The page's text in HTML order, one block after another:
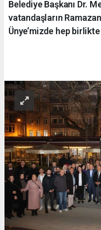
Belediye Başkanı Dr.
vatandaşların
Ünye’mizde hep